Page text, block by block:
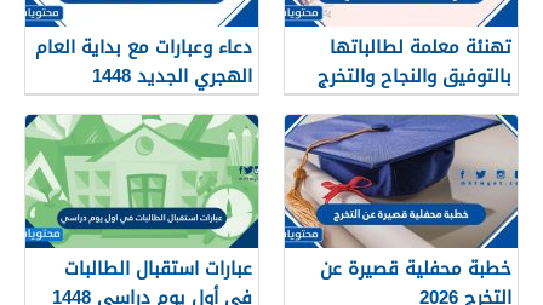
تهنئة معلمة لطالباتها
بالتوفيق والنجاح والتخرج
2026
دعاء وعبارات مع بداية العام
الهجري الجديد 1448
خطبة محفلية قصيرة عن
التخرج 2026
عبارات استقبال الطالبات
في أول يوم دراسي 1448